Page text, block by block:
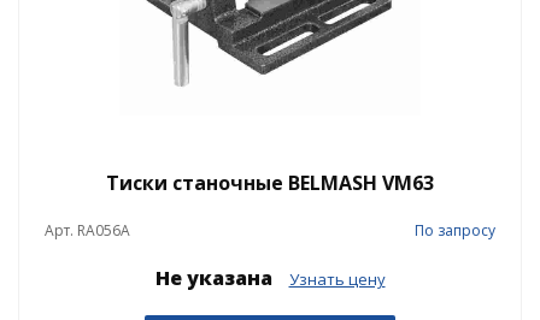
Тиски станочные BELMASH VM63
Арт. RA056A По запросу
Не указана Узнать цену